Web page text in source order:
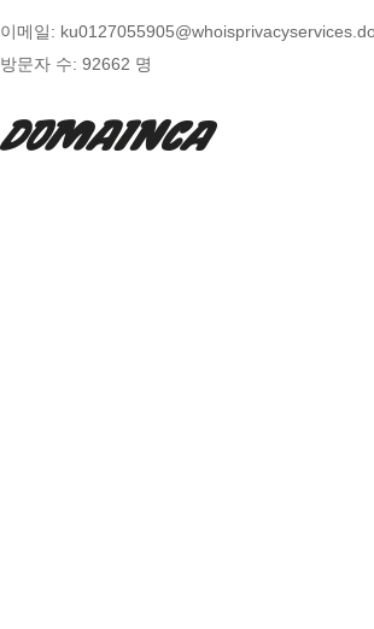
이메일:
방문자 수: 92662 명